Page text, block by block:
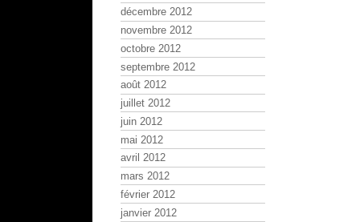
décembre 2012
novembre 2012
octobre 2012
septembre 2012
août 2012
juillet 2012
juin 2012
mai 2012
avril 2012
mars 2012
février 2012
janvier 2012